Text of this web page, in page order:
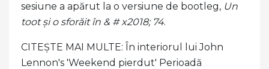
sesiune a apărut la o versiune de bootleg, Un
toot și o sforăit în & # x2018; 74.
CITEȘTE MAI MULTE: În interiorul lui John
Lennon's 'Weekend pierdut' Perioadă